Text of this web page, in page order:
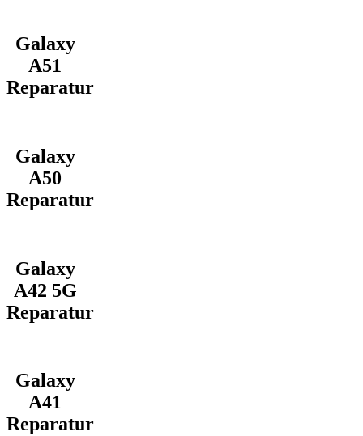
Galaxy
A51
Reparatur
Galaxy
A50
Reparatur
Galaxy
A42 5G
Reparatur
Galaxy
A41
Reparatur